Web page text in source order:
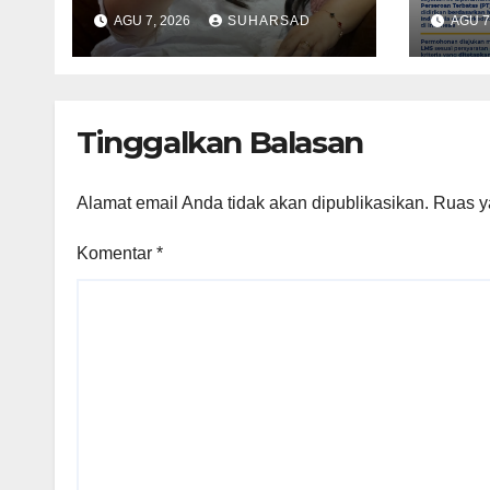
RSBP Batam dan
BPOM Pastikan
Pelayanan dan
AGU 7, 2026 SUHARSAD AGU
Tinggalkan Balasan
Alamat email Anda tidak akan dipublikasikan. Ruas
Komentar *